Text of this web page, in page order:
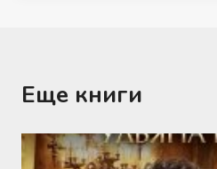
Еще книги